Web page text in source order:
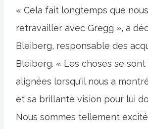
« Cela fait longtemps que
retravailler avec Gregg », a
Bleiberg, responsable des
Bleiberg. « Les choses se
alignées lorsqu'il nous a
et sa brillante vision pour lui
Nous sommes tellement